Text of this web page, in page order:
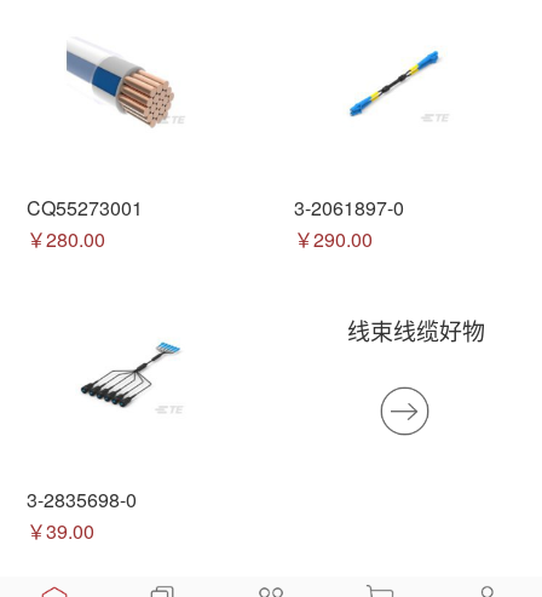
CQ55273001
￥280.00
3-2061897-0
￥290.00
3-2835698-0
￥39.00
线束线缆好物